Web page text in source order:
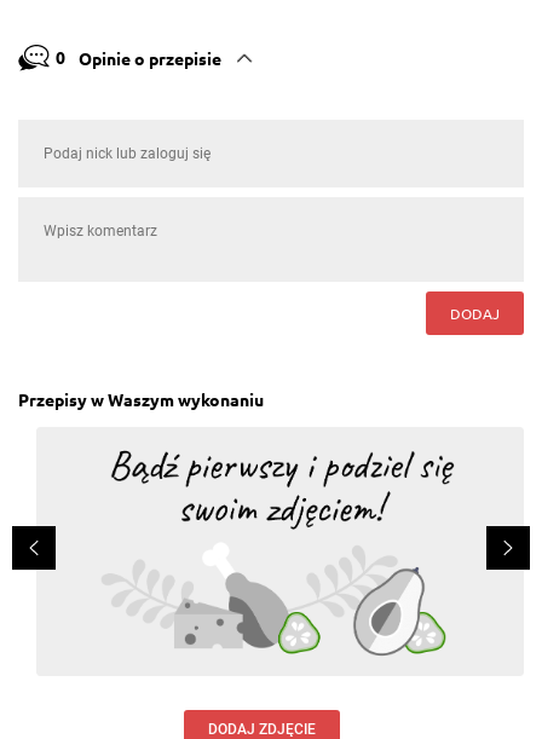
0 Opinie o przepisie
DODAJ
Przepisy w Waszym wykonaniu
DODAJ ZDJĘCIE